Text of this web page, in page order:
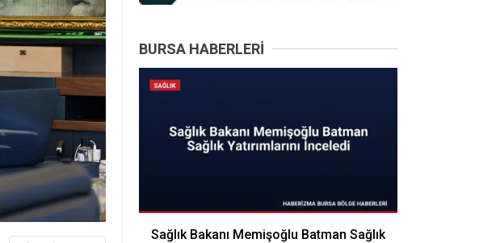
BURSA HABERLERI
Sağlık Bakanı Memişoğlu Batman Sağlık